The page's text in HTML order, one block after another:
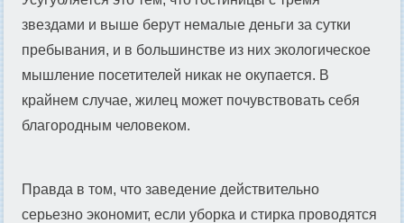
звездами и выше берут немалые деньги за сутки
пребывания, и в большинстве из них экологическое
мышление посетителей никак не окупается. В
крайнем случае, жилец может почувствовать себя
благородным человеком.
Правда в том, что заведение действительно
серьезно экономит, если уборка и стирка проводятся